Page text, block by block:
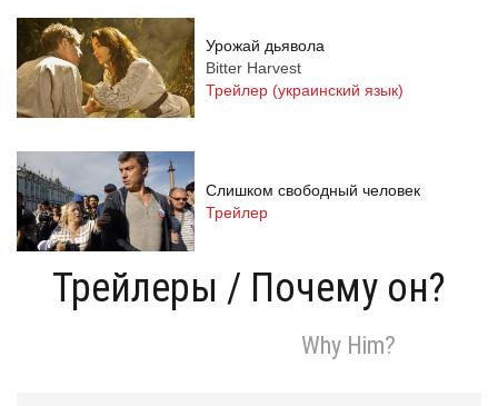
Трейлеры / Почему он?
Why Him?
Урожай дьявола
Bitter Harvest
Трейлер (украинский язык)
Слишком свободный человек
Трейлер